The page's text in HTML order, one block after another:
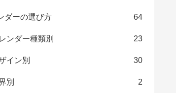
ダーの選び方 64
ンダー種類別 23
イン別 30
別 2